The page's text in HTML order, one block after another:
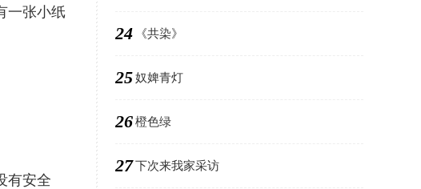
一张小纸
有安全
24 《共染》
25奴婢青灯
26橙色绿
27下次来我家采访